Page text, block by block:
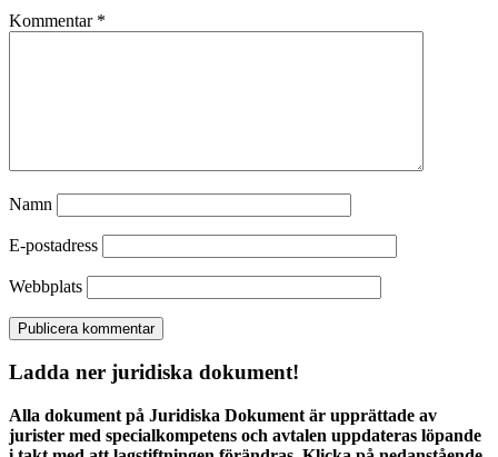
Kommentar *
Namn
E-postadress
Webbplats
Ladda ner juridiska dokument!
Alla dokument på Juridiska Dokument är upprättade av
jurister med specialkompetens och avtalen uppdateras löpande